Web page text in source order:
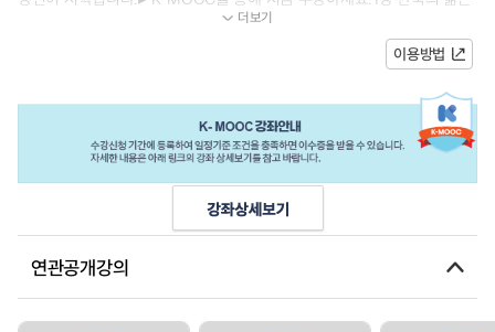
남성들은 왜 보수로 기울었나2강 왜 한...
더보기
이용방법
연관공개강의